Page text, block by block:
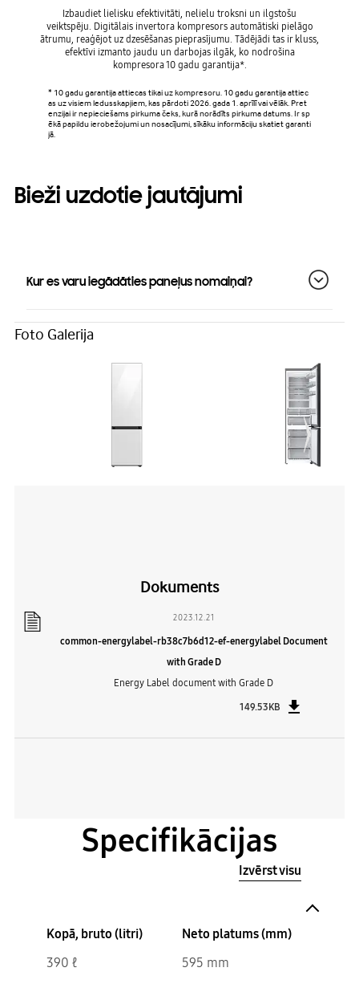
Izbaudiet lielisku efektivitāti, nelielu troksni un ilgstošu
veiktspēju. Digitālais invertora kompresors automātiski pielāgo
ātrumu, reaģējot uz dzesēšanas pieprasījumu. Tādējādi tas ir kluss,
efektīvi izmanto jaudu un darbojas ilgāk, ko nodrošina
kompresora 10 gadu garantija*.
* 10 gadu garantija attiecas tikai uz kompresoru. 10 gadu garantija attiec
as uz visiem ledusskapjiem, kas pārdoti 2026. gada 1. aprīlī vai vēlāk. Pret
enzijai ir nepieciešams pirkuma čeks, kurā norādīts pirkuma datums. Ir sp
ēkā papildu ierobežojumi un nosacījumi, sīkāku informāciju skatiet garanti
jā.
Bieži uzdotie jautājumi
Kur es varu iegādāties paneļus nomaiņai?
Foto Galerija
Dokuments
2023.12.21
common-energylabel-rb38c7b6d12-ef-energylabel Document
with Grade D
Energy Label document with Grade D
149.53KB
Specifikācijas
Izvērst visu
Kopā, bruto (litri)
390 ℓ
Neto platums (mm)
595 mm